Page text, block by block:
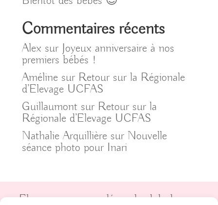
Commentaires récents
Alex sur Joyeux anniversaire à nos
premiers bébés !
Amélinesur Retour sur la Régionale
d’Elevage UCFAS
Guillaumontsur Retour sur la
Régionale d’Elevage UCFAS
Nathalie Arquillièresur Nouvelle
séance photo pour Inari
Elevage recommandé par le club de race